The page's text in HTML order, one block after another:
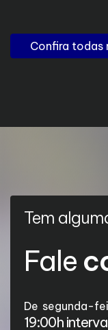
Confira todas
Tem
Fale
De segunda-
19:00h